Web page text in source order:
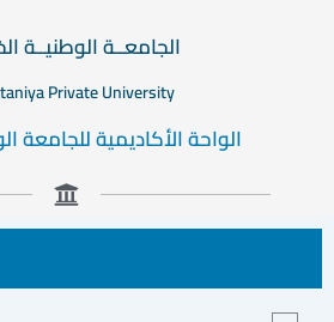
الجامعــة الوطنيــة
Private University
الواحة الأكاديمية للجامعة